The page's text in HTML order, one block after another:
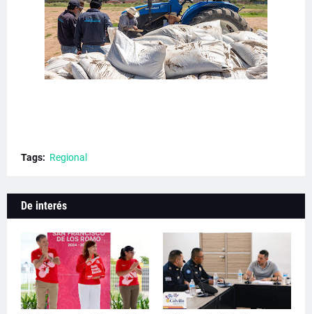
Tags: Regional
De interés